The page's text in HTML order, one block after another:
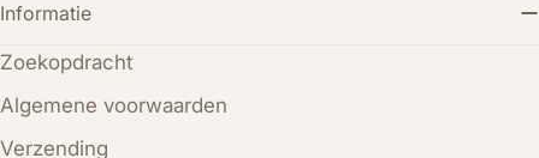
Informatie
Zoekopdracht
Algemene voorwaarden
Verzending